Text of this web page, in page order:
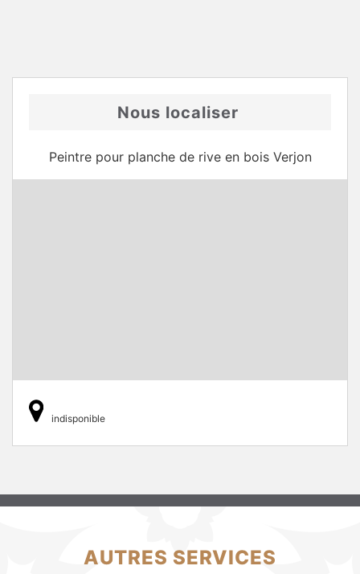
Nous localiser
Peintre pour planche de rive en bois Verjon
indisponible
AUTRES SERVICES